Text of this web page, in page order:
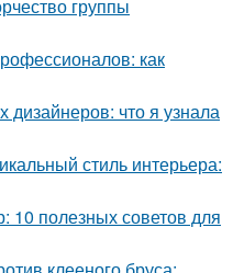
группы
как
дизайнеров: что я узнала
стиль интерьера:
10 полезных советов для